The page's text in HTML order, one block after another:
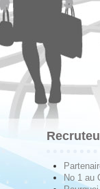
No 1 au